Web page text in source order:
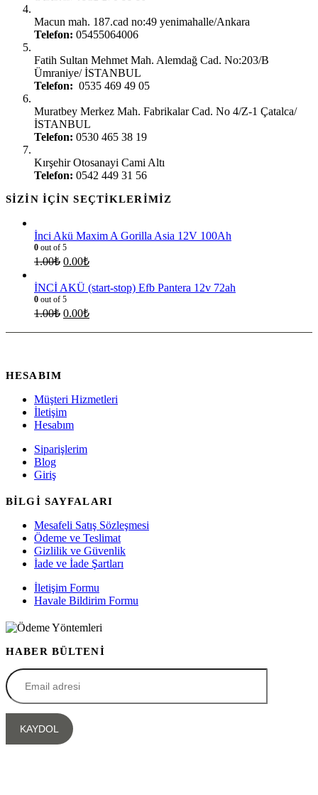
Macun mah. 187.cad no:49 yenimahalle/Ankara
Telefon: 05455064006
Fatih Sultan Mehmet Mah. Alemdağ Cad. No:203/B
Ümraniye/ İSTANBUL
Telefon: 0535 469 49 05
Muratbey Merkez Mah. Fabrikalar Cad. No 4/Z-1 Çatalca/
İSTANBUL
Telefon: 0530 465 38 19
Kırşehir Otosanayi Cami Altı
Telefon: 0542 449 31 56
SIZIN İÇIN SEÇTIKLERIMIZ
İnci Akü Maxim A Gorilla Asia 12V 100Ah
0 out of 5
1.00₺ 0.00₺
İNCİ AKÜ (start-stop) Efb Pantera 12v 72ah
0 out of 5
1.00₺ 0.00₺
HESABIM
Müşteri Hizmetleri
İletişim
Hesabım
Siparişlerim
Blog
Giriş
BİLGİ SAYFALARI
Mesafeli Satış Sözleşmesi
Ödeme ve Teslimat
Gizlilik ve Güvenlik
İade ve İade Şartları
İletişim Formu
Havale Bildirim Formu
HABER BÜLTENİ